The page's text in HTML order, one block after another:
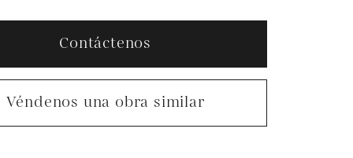
Contáctenos
Véndenos una obra similar